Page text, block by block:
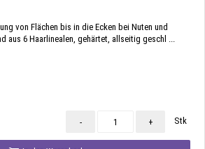
von Flächen bis in die Ecken bei Nuten und
aus 6 Haarlinealen, gehärtet, allseitig geschl ...
- + Stk